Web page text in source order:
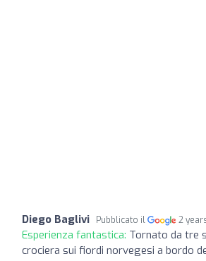
Diego Baglivi Pubblicato il 2
Esperienza fantastica: Tornato da tre
crociera sui fiordi norvegesi a bordo